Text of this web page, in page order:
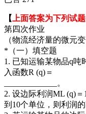
【 上面答案为下列试
第四次作业
（物流经济量的微元变
*（一）填空题
1. 已知运输某物品q吨
入函数R (q)＝
_____________。
2. 设边际利润ML (q)
到10个单位，则利润的